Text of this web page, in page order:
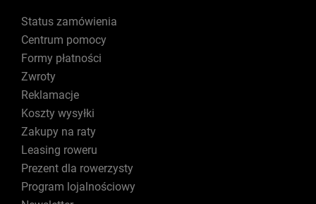
Status zamówienia
Centrum pomocy
Formy płatności
Zwroty
Reklamacje
Koszty wysyłki
Zakupy na raty
Leasing roweru
Prezent dla rowerzysty
Program lojalnościowy